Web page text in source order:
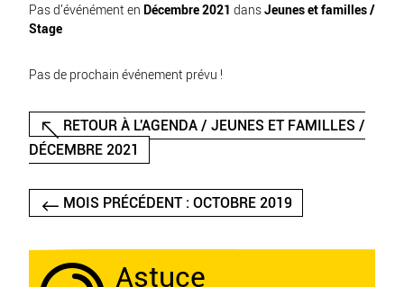
Pas d'événément en Décembre 2021 dansJeunes et familles /
Stage
Pas de prochain événement prévu !
RETOUR À L'AGENDA / JEUNES ET FAMILLES /
DÉCEMBRE 2021
MOIS PRÉCÉDENT : OCTOBRE 2019
Astuce